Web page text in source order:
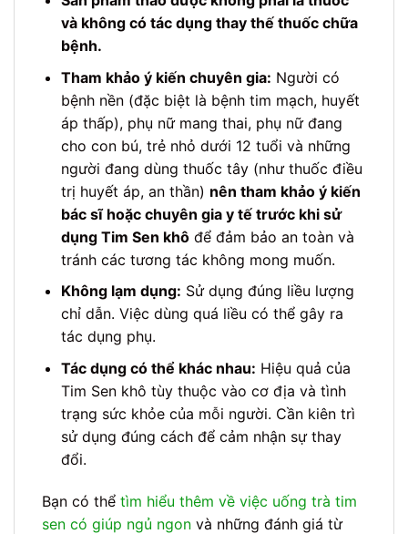
và không có tác dụng thay thế thuốc chữa
bệnh.
Tham khảo ý kiến chuyên gia: Người có
bệnh nền (đặc biệt là bệnh tim mạch, huyết
áp thấp), phụ nữ mang thai, phụ nữ đang
cho con bú, trẻ nhỏ dưới 12 tuổi và những
người đang dùng thuốc tây (như thuốc điều
trị huyết áp, an thần) nên tham khảo ý kiến
bác sĩ hoặc chuyên gia y tế trước khi sử
dụng Tim Sen khôđể đảm bảo an toàn và
tránh các tương tác không mong muốn.
Không lạm dụng: Sử dụng đúng liều lượng
chỉ dẫn. Việc dùng quá liều có thể gây ra
tác dụng phụ.
Tác dụng có thể khác nhau: Hiệu quả của
Tim Sen khô tùy thuộc vào cơ địa và tình
trạng sức khỏe của mỗi người. Cần kiên trì
sử dụng đúng cách để cảm nhận sự thay
đổi.
Bạn có thể tìm hiểu thêm về việc uống trà tim
sen có giúp ngủ ngon và những đánh giá từ